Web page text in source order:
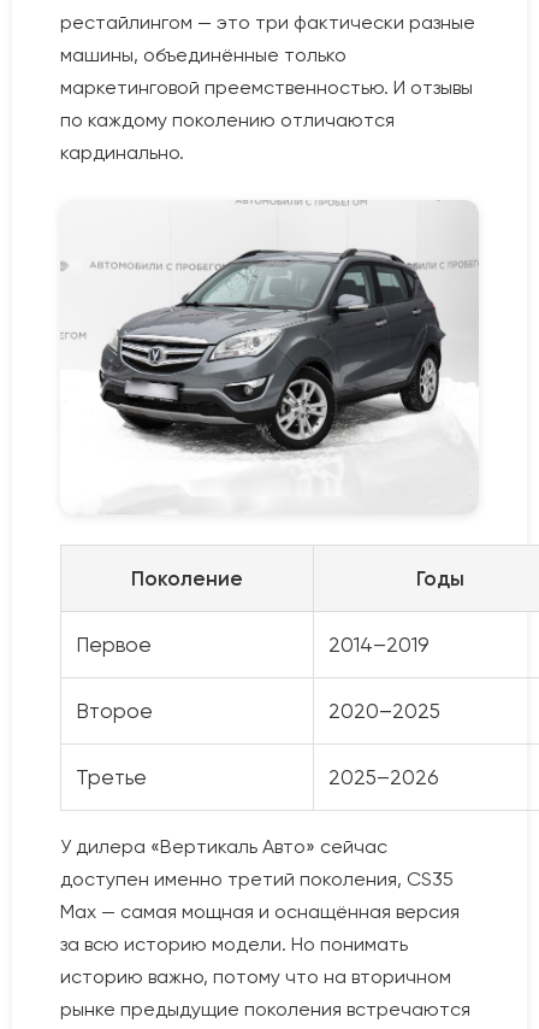
рестайлингом — это три фактически разные
машины, объединённые только
маркетинговой преемственностью. И отзывы
по каждому поколению отличаются
кардинально.
Поколение Годы
Первое 2014–2019
Второе 2020–2025
Третье 2025–2026
У дилера «Вертикаль Авто» сейчас
доступен именно третий поколения, CS35
Max — самая мощная и оснащённая версия
за всю историю модели. Но понимать
историю важно, потому что на вторичном
рынке предыдущие поколения встречаются